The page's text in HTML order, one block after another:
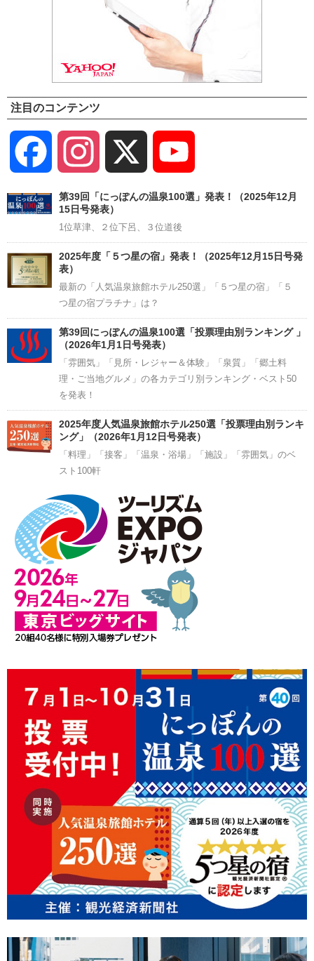
注目のコンテンツ
Facebook Instagram
Channel
第39回「にっぽんの温泉100選」発表！（2025年12月
15日号発表）
1位草津、２位下呂、３位道後
2025年度「５つ星の宿」発表！（2025年12月15日号発
表）
最新の「人気温泉旅館ホテル250選」「５つ星の宿」「５
つ星の宿プラチナ」は？
第39回にっぽんの温泉100選「投票理由別ランキング 」
（2026年1月1日号発表）
「雰囲気」「見所・レジャー＆体験」「泉質」「郷土料
理・ご当地グルメ」の各カテゴリ別ランキング・ベスト50
を発表！
2025年度人気温泉旅館ホテル250選「投票理由別ランキ
ング」（2026年1月12日号発表）
「料理」「接客」「温泉・浴場」「施設」「雰囲気」のベ
スト100軒